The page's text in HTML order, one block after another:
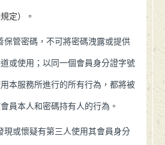
定）。
保管密碼，不可將密碼洩露或提供
或使用；以同一個會員身分證字號
本服務所進行的所有行為，都將被
員本人和密碼持有人的行為。
現或懷疑有第三人使用其會員身分